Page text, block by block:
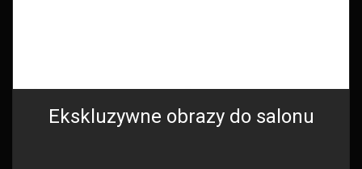
Ekskluzywne obrazy do salonu